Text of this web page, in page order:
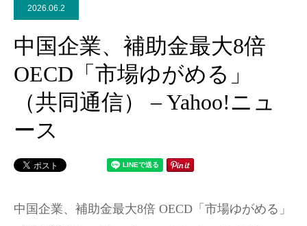
2026.06.2
中国企業、補助金最大8倍
OECD「市場ゆがめる」
（共同通信） – Yahoo!ニュ
ース
中国企業、補助金最大8倍 OECD「市場ゆがめる」